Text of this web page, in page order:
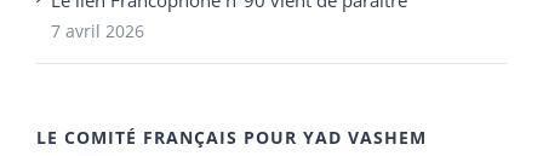
7 avril 2026
LE COMITÉ FRANÇAIS POUR YAD VASHEM